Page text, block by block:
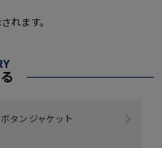
れます。
タン ジャケット